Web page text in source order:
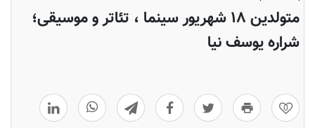
متولدین ۱۸ شهریور سینما ، تئاتر و موسیقی؛
شراره یوسف نیا
0